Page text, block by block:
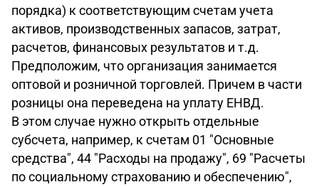
порядка) к соответствующим счетам учета
активов, производственных запасов, затрат,
расчетов, финансовых результатов и т.д.
Предположим, что организация занимается
оптовой и розничной торговлей. Причем в части
розницы она переведена на уплату ЕНВД.
В этом случае нужно открыть отдельные
субсчета, например, к счетам 01 "Основные
средства", 44 "Расходы на продажу", 69 "Расчеты
по социальному страхованию и обеспечению",